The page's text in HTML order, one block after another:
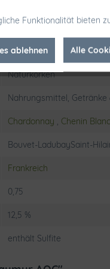
gepresst und
von
Prickelndes
Naturkorken
Nahrungsmittel, Getränke
Chardonnay , Chenin Blanc
Bouvet-LadubaySaint-
Frankreich
0,75
12,5 %
enthält Sulfite
Funktionalität bieten
ablehnen Alle